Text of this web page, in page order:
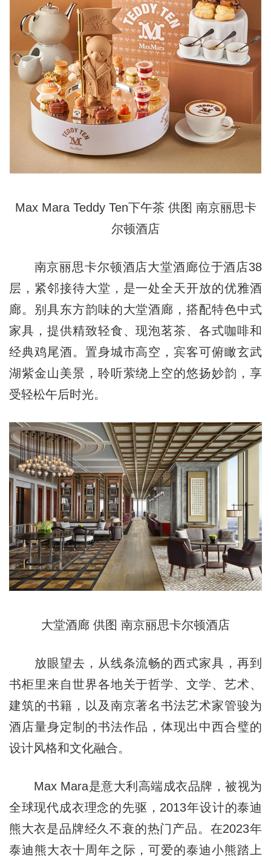
Max Mara Teddy Ten下午茶 供图 南京丽思卡
尔顿酒店
南京丽思卡尔顿酒店大堂酒廊位于酒店38
层，紧邻接待大堂，是一处全天开放的优雅酒
廊。别具东方韵味的大堂酒廊，搭配特色中式
家具，提供精致轻食、现泡茗茶、各式咖啡和
经典鸡尾酒。置身城市高空，宾客可俯瞰玄武
湖紫金山美景，聆听萦绕上空的悠扬妙韵，享
受轻松午后时光。
大堂酒廊 供图 南京丽思卡尔顿酒店
放眼望去，从线条流畅的西式家具，再到
书柜里来自世界各地关于哲学、文学、艺术、
建筑的书籍，以及南京著名书法艺术家管骏为
酒店量身定制的书法作品，体现出中西合璧的
设计风格和文化融合。
Max Mara是意大利高端成衣品牌，被视为
全球现代成衣理念的先驱，2013年设计的泰迪
熊大衣是品牌经久不衰的热门产品。在2023年
泰迪熊大衣十周年之际，可爱的泰迪小熊踏上